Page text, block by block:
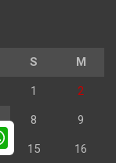
S M
1 2
8 9
15 16
a